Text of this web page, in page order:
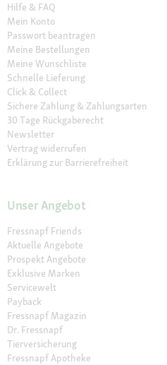
Hilfe & FAQ
Mein Konto
Passwort beantragen
Meine Bestellungen
Meine Wunschliste
Schnelle Lieferung
Click & Collect
Sichere Zahlung & Zahlungsarten
30 Tage Rückgaberecht
Newsletter
Vertrag widerrufen
Erklärung zur Barrierefreiheit
Unser Angebot
Fressnapf Friends
Aktuelle Angebote
Prospekt Angebote
Exklusive Marken
Servicewelt
Payback
Fressnapf Magazin
Dr. Fressnapf
Tierversicherung
Fressnapf Apotheke